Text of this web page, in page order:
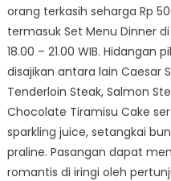
orang terkasih seharga Rp
termasuk Set Menu Dinner
18.00 – 21.00 WIB.
disajikan antara lain Caesar
Tenderloin Steak, Salmon
Chocolate Tiramisu Cake
sparkling juice, setangkai
praline. Pasangan dapat
romantis di iringi oleh